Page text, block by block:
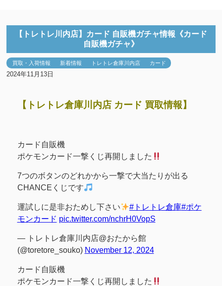
【トレトレ川内店】カード 自販機ガチャ情報《カード
自販機ガチャ》
買取・入荷情報 新着情報 トレトレ倉庫川内店 カード
2024年11月13日
【トレトレ倉庫川内店 カード 買取情報】
カード自販機
ポケモンカード一撃くじ再開しました
7つのボタンのどれかから一撃で大当たりが出る
CHANCEくじです
運試しに是非おためし下さい #トレトレ倉庫#ポケ
モンカード pic.twitter.com/nchrH0VopS
— トレトレ倉庫川内店@おたから館
(@toretore_souko) November 12, 2024
カード自販機
ポケモンカード一撃くじ再開しました